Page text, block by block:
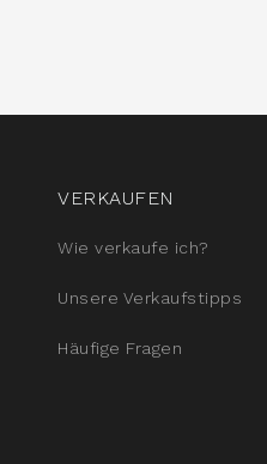
VERKAUFEN
Wie verkaufe ich?
Unsere Verkaufstipps
Häufige Fragen